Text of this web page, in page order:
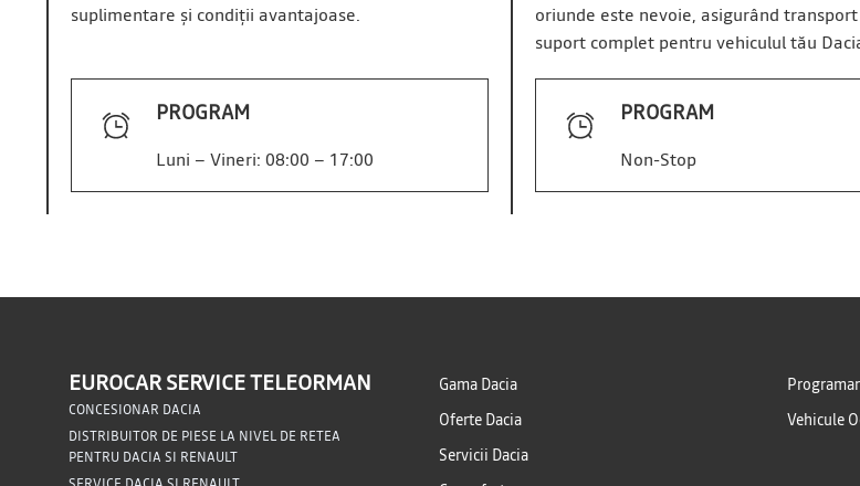
suplimentare și condiții avantajoase.
PROGRAM
Luni – Vineri: 08:00 – 17:00
oriunde este nevoie, asigurând
suport complet pentru vehiculul tău
PROGRAM
Non-Stop
EUROCAR SERVICE TELEORMAN
CONCESIONAR DACIA
DISTRIBUITOR DE PIESE LA NIVEL DE RETEA
PENTRU DACIA SI RENAULT
Gama Dacia
Oferte Dacia
Servicii Dacia
Vehicule